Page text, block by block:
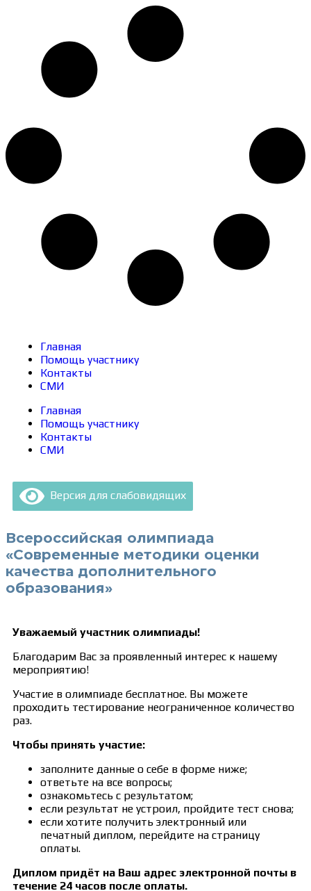
Главная
Помощь участнику
Контакты
СМИ
Главная
Помощь участнику
Контакты
СМИ
Версия для слабовидящих
Всероссийская олимпиада
«Современные методики оценки
качества дополнительного
образования»
Уважаемый участник олимпиады!
Благодарим Вас за проявленный интерес к нашему
мероприятию!
Участие в олимпиаде бесплатное. Вы можете
проходить тестирование неограниченное количество
раз.
Чтобы принять участие:
заполните данные о себе в форме ниже;
ответьте на все вопросы;
ознакомьтесь с результатом;
если результат не устроил, пройдите тест снова;
если хотите получить электронный или
печатный диплом, перейдите на страницу
оплаты.
Диплом придёт на Ваш адрес электронной почты в
течение 24 часов после оплаты.